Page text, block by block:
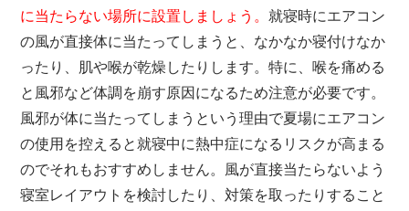
に当たらない場所に設置しましょう。 就寝時にエアコン
の風が直接体に当たってしまうと、なかなか寝付けなか
ったり、肌や喉が乾燥したりします。特に、喉を痛める
と風邪など体調を崩す原因になるため注意が必要です。
風邪が体に当たってしまうという理由で夏場にエアコン
の使用を控えると就寝中に熱中症になるリスクが高まる
のでそれもおすすめしません。風が直接当たらないよう
寝室レイアウトを検討したり、対策を取ったりすること